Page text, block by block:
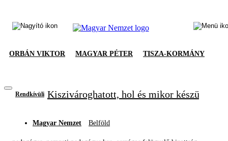
ORBÁN VIKTOR MAGYAR PÉTER TISZA-KORMÁNY
Rendkívüli Kiszivároghatott, hol és mikor készül
Magyar Nemzet Belföld